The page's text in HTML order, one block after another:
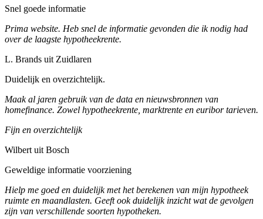
Snel goede informatie
Prima website. Heb snel de informatie gevonden die ik nodig had
over de laagste hypotheekrente.
L. Brands uit Zuidlaren
Duidelijk en overzichtelijk.
Maak al jaren gebruik van de data en nieuwsbronnen van
homefinance. Zowel hypotheekrente, marktrente en euribor tarieven.
Fijn en overzichtelijk
Wilbert uit Bosch
Geweldige informatie voorziening
Hielp me goed en duidelijk met het berekenen van mijn hypotheek
ruimte en maandlasten. Geeft ook duidelijk inzicht wat de gevolgen
zijn van verschillende soorten hypotheken.